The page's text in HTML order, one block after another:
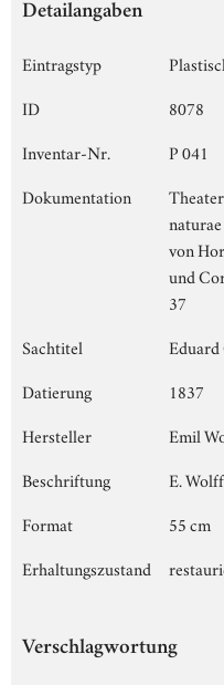
Detailangaben
Eintragstyp
ID
8078
Inventar-Nr.
P 041
Dokumentation
von
und
37
Sachtitel
Eduard
Datierung
1837
Hersteller
Emil
Beschriftung
E.
Format
55 cm
Erhaltungszustand
Verschlagwortung